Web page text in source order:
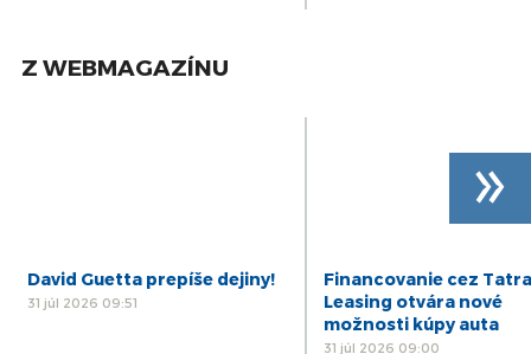
Z WEBMAGAZÍNU
David Guetta prepíše dejiny!
31 júl 2026 09:51
Financovanie cez Tatra
Leasing otvára nové
možnosti kúpy auta
31 júl 2026 09:00
»